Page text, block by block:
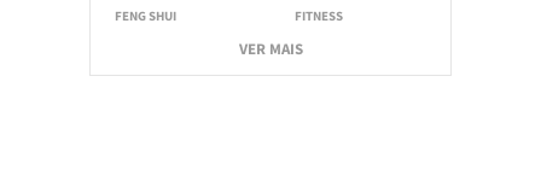
FENG SHUI
FITNESS
VER MAIS